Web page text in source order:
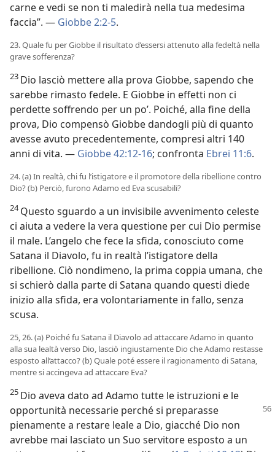
carne e vedi se non ti maledirà nella tua medesima
faccia”. — Giobbe 2:2-5.
23. Quale fu per Giobbe il risultato d’essersi attenuto alla fedeltà nella
grave sofferenza?
23 Dio lasciò mettere alla prova Giobbe, sapendo che
sarebbe rimasto fedele. E Giobbe in effetti non ci
perdette soffrendo per un po’. Poiché, alla fine della
prova, Dio compensò Giobbe dandogli più di quanto
avesse avuto precedentemente, compresi altri 140
anni di vita. — Giobbe 42:12-16; confronta Ebrei 11:6.
24. (a) In realtà, chi fu l’istigatore e il promotore della ribellione contro
Dio? (b) Perciò, furono Adamo ed Eva scusabili?
24Questo sguardo a un invisibile avvenimento celeste
ci aiuta a vedere la vera questione per cui Dio permise
il male. L’angelo che fece la sfida, conosciuto come
Satana il Diavolo, fu in realtà l’istigatore della
ribellione. Ciò nondimeno, la prima coppia umana, che
si schierò dalla parte di Satana quando questi diede
inizio alla sfida, era volontariamente in fallo, senza
scusa.
25, 26. (a) Poiché fu Satana il Diavolo ad attaccare Adamo in quanto
alla sua lealtà verso Dio, lasciò ingiustamente Dio che Adamo restasse
esposto all’attacco? (b) Quale poté essere il ragionamento di Satana,
mentre si accingeva ad attaccare Eva?
25 Dio aveva dato ad Adamo tutte le istruzioni e le
opportunità necessarie perché si preparasse
pienamente a restare leale a Dio, giacché Dio non
avrebbe mai lasciato un Suo servitore esposto a un